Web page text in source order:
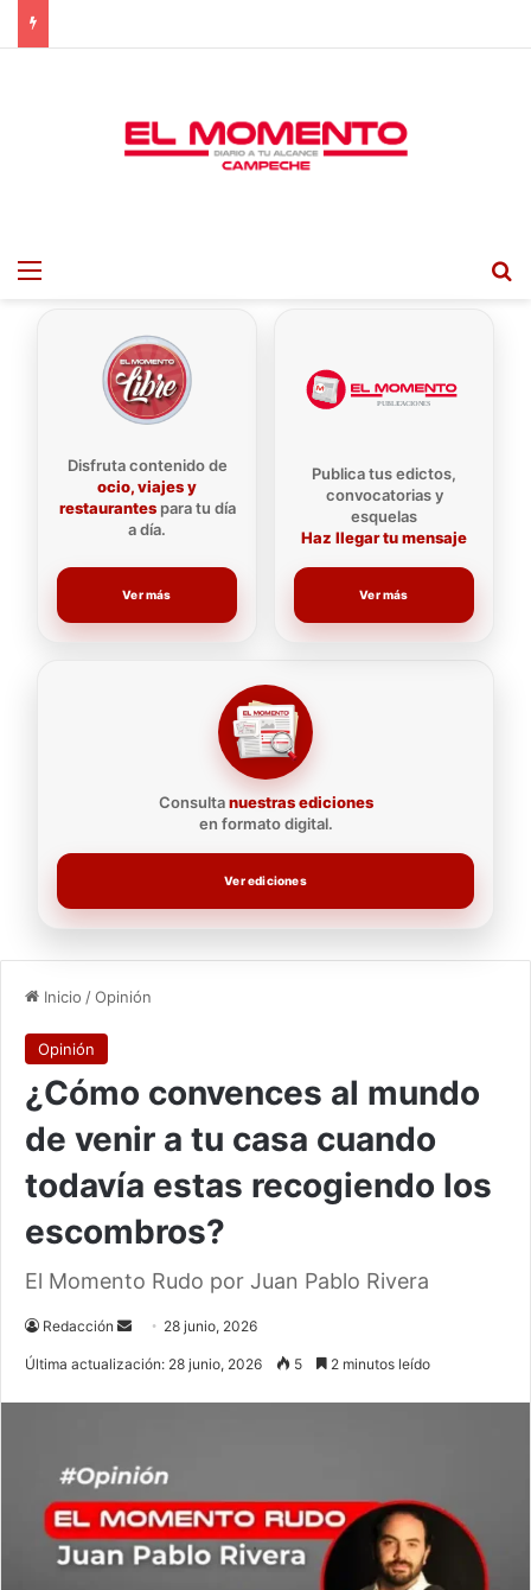
Menu
Disfruta contenido de
ocio, viajes y
restaurantespara tu día
a día.
Ver más
Consultanuestras ediciones
en formato digital.
Ver ediciones
Publica tus edictos,
convocatorias y
esquelas
Haz llegar tu mensaje
Ver más
Inicio /Opinión
Opinión
¿Cómo convences al mundo
de venir a tu casa cuando
todavía estas recogiendo los
escombros?
El Momento Rudo por Juan Pablo Rivera
Redacción
Send 28 junio, 2026
Última actualización: 28 junio, 2026 5 2 minutos leído